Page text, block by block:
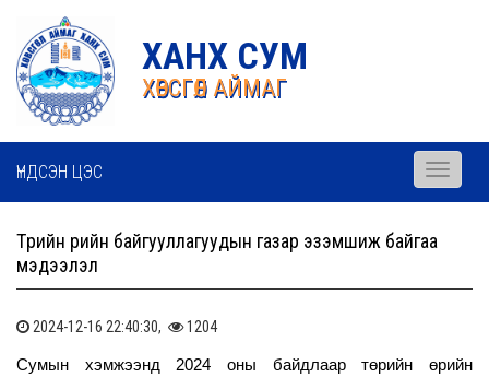
ХАНХ СУМ
ХӨВСГӨЛ АЙМАГ
ҮНДСЭН ЦЭС
Toggle
Төрийн өрийн байгууллагуудын газар эзэмшиж байгаа
мэдээлэл
2024-12-16 22:40:30, 1204
Сумын хэмжээнд 2024 оны байдлаар төрийн өрийн